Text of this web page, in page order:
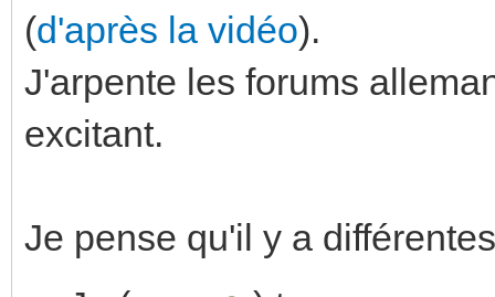
(d'après la vidéo).
J'arpente les forums
excitant.
Je pense qu'il y a